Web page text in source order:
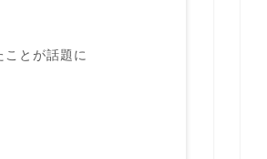
とが話題に